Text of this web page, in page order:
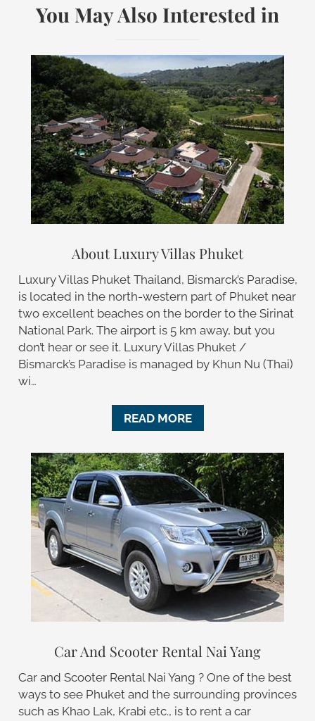
You May Also Interested in
About Luxury Villas Phuket
Luxury Villas Phuket Thailand, Bismarck’s Paradise,
is located in the north-western part of Phuket near
two excellent beaches on the border to the Sirinat
National Park. The airport is 5 km away, but you
don’t hear or see it. Luxury Villas Phuket /
Bismarck’s Paradise is managed by Khun Nu (Thai)
wi…
READ MORE
Car And Scooter Rental Nai Yang
Car and Scooter Rental Nai Yang ? One of the best
ways to see Phuket and the surrounding provinces
such as Khao Lak, Krabi etc., is to rent a car